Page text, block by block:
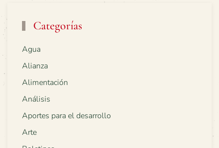
Categorías
Agua
Alianza
Alimentación
Análisis
Aportes para el desarrollo
Arte